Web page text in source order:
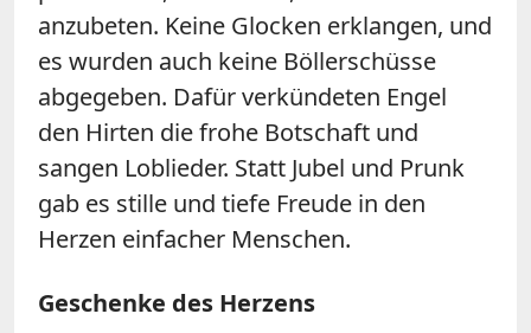
anzubeten. Keine Glocken erklangen, und
es wurden auch keine Böllerschüsse
abgegeben. Dafür verkündeten Engel
den Hirten die frohe Botschaft und
sangen Loblieder. Statt Jubel und Prunk
gab es stille und tiefe Freude in den
Herzen einfacher Menschen.
Geschenke des Herzens